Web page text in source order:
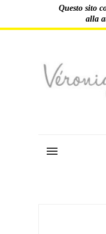
Questo sito
alla